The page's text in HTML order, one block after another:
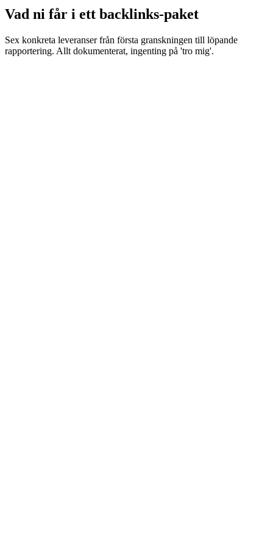
Vad ni får i ett backlinks-paket
Sex konkreta leveranser från första granskningen till löpande
rapportering. Allt dokumenterat, ingenting på 'tro mig'.